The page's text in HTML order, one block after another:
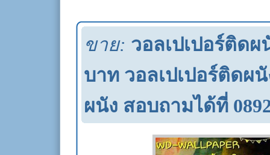
ขาย: วอลเปเปอร์ติด
บาท วอลเปเปอร์ติดผ
ผนัง สอบถามได้ที่